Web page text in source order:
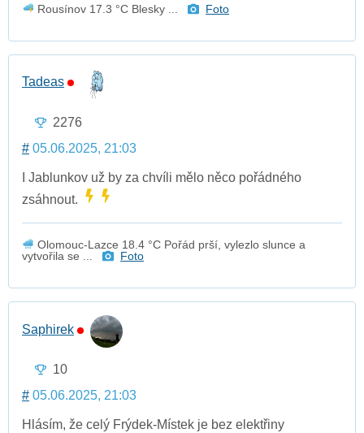
Rousínov 17.3 °C Blesky ... Foto
Tadeas
2276
# 05.06.2025, 21:03
I Jablunkov už by za chvíli mělo něco pořádného
zsáhnout.
Olomouc-Lazce 18.4 °C Pořád prší, vylezlo slunce a
vytvořila se ...
Foto
Saphirek
10
# 05.06.2025, 21:03
Hlásím, že celý Frýdek-Místek je bez elektřiny